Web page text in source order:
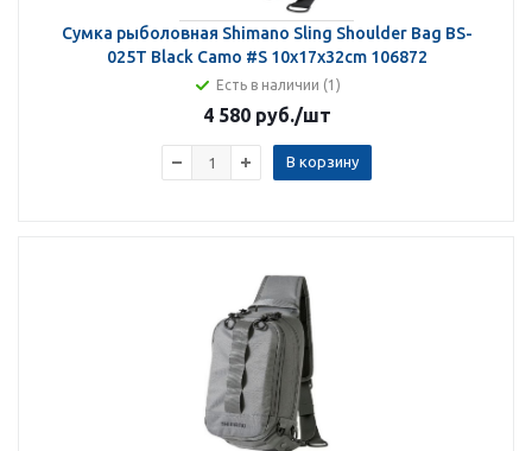
Сумка рыболовная Shimano Sling Shoulder Bag BS-
025T Black Camo #S 10x17x32cm 106872
Есть в наличии (1)
4 580 руб./шт
В корзину